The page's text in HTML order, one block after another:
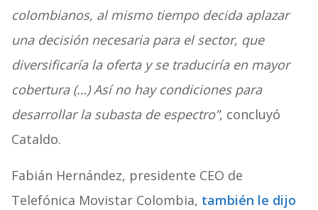
colombianos, al mismo tiempo decida aplazar
una decisión necesaria para el sector, que
diversificaría la oferta y se traduciría en mayor
cobertura (…) Así no hay condiciones para
desarrollar la subasta de espectro”, concluyó
Cataldo.
Fabián Hernández, presidente CEO de
Telefónica Movistar Colombia, también le dijo